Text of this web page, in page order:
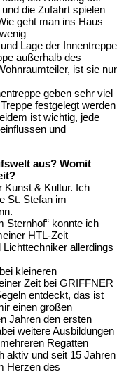
die Zufahrt spielen
geht man ins Haus
Lage der Innentreppe
außerhalb des
ist sie nur
geben sehr viel
festgelegt werden
ist wichtig, jede
und
aus? Womit
Kunst & Kultur. Ich
St. Stefan im
Sternhof“ konnte ich
HTL-Zeit
allerdings
kleineren
Zeit bei GRIFFNER
entdeckt, das ist
einen großen
Jahren den ersten
weitere Ausbildungen
Regatten
aktiv und seit 15 Jahren
Herzen des